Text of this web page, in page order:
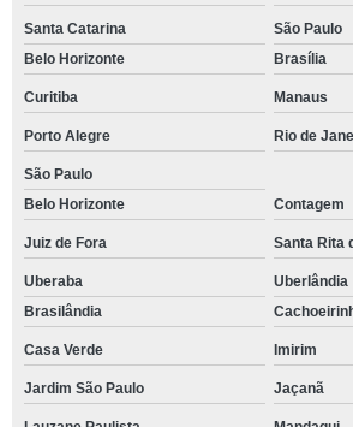
Santa Catarina
São Paulo
Belo Horizonte
Brasília
Curitiba Manaus
Porto Alegre Rio de
São Paulo
Belo Horizonte
Contagem
Juiz de Fora Santa Rita
Uberaba
Uberlândia
Brasilândia
Casa Verde Imirim
Jardim São Paulo Jaçanã